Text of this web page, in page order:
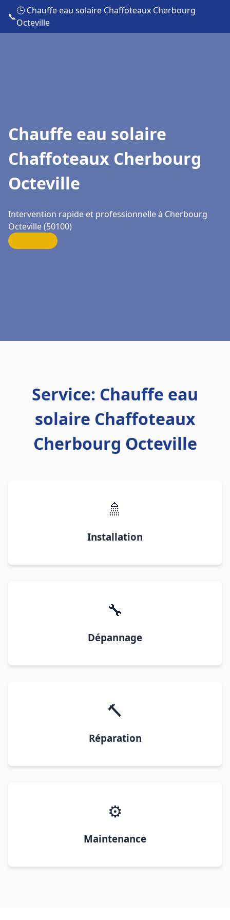
📞
🕒 Chauffe eau solaire Chaffoteaux Cherbourg
Octeville
Chauffe eau solaire
Chaffoteaux Cherbourg
Octeville
Intervention rapide et professionnelle à Cherbourg
Octeville (50100)
Service: Chauffe eau
solaire Chaffoteaux
Cherbourg Octeville
🚿
Installation
🔧
Dépannage
🔨
Réparation
⚙️
Maintenance